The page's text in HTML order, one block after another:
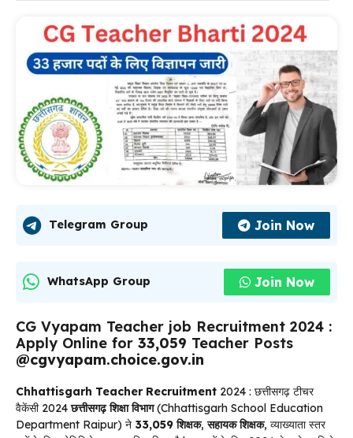
Telegram Group Join Now
WhatsApp Group Join Now
CG Vyapam Teacher job Recruitment 2024 :
Apply Online for 33,059 Teacher Posts
@cgvyapam.choice.gov.in
Chhattisgarh Teacher Recruitment 2024 : छत्तीसगढ़ टीचर
वैकेंसी 2024छत्तीसगढ़ शिक्षा विभाग(Chhattisgarh School Education
Department Raipur) ने 33,059 शिक्षक,सहायक शिक्षक, व्याख्याता स्तर